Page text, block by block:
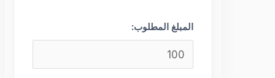
المبلغ المطلوب: